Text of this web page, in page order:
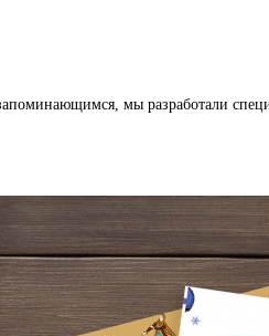
мы разработали